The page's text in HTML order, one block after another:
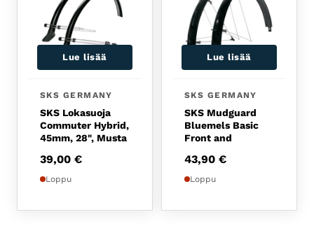
Lue lisää
SKS GERMANY
SKS Lokasuoja
Commuter Hybrid,
45mm, 28", Musta
39,00 €
Loppu
Lue lisää
SKS GERMANY
SKS Mudguard
Bluemels Basic
Front and
43,90 €
Loppu